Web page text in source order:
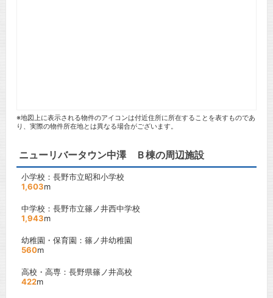
※地図上に表示される物件のアイコンは付近住所に所在することを表すものであ
り、実際の物件所在地とは異なる場合がございます。
ニューリバータウン中澤 Ｂ棟の周辺施設
小学校：長野市立昭和小学校
1,603m
中学校：長野市立篠ノ井西中学校
1,943m
幼稚園・保育園：篠ノ井幼稚園
560m
高校・高専：長野県篠ノ井高校
422m